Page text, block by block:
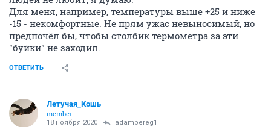
Для меня, например, температуры выше +25 и ниже
-15 - некомфортные. Не прям ужас невыносимый, но
предпочёл бы, чтобы столбик термометра за эти
"буйки" не заходил.
ОТВЕТИТЬ
Летучая_Кошь
member
18 ноября 2020 adambereg1